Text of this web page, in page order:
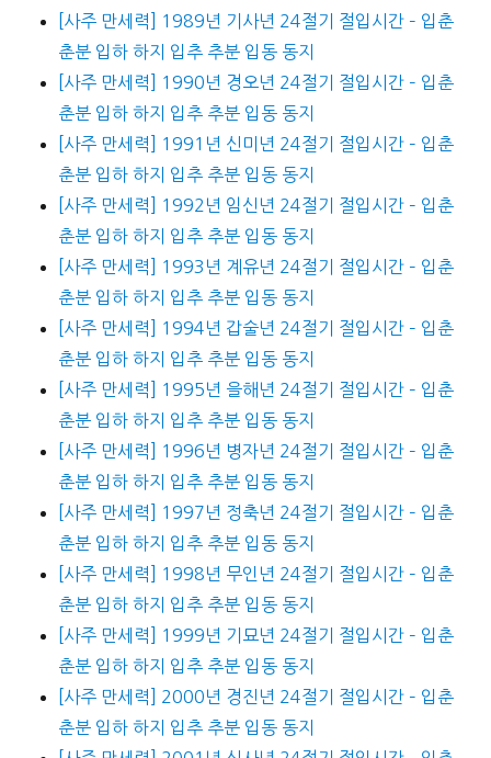
[사주 만세력] 1989년 기사년 24절기 절입시간 – 입춘
춘분 입하 하지 입추 추분 입동 동지
[사주 만세력] 1990년 경오년 24절기 절입시간 – 입춘
춘분 입하 하지 입추 추분 입동 동지
[사주 만세력] 1991년 신미년 24절기 절입시간 – 입춘
춘분 입하 하지 입추 추분 입동 동지
[사주 만세력] 1992년 임신년 24절기 절입시간 – 입춘
춘분 입하 하지 입추 추분 입동 동지
[사주 만세력] 1993년 계유년 24절기 절입시간 – 입춘
춘분 입하 하지 입추 추분 입동 동지
[사주 만세력] 1994년 갑술년 24절기 절입시간 – 입춘
춘분 입하 하지 입추 추분 입동 동지
[사주 만세력] 1995년 을해년 24절기 절입시간 – 입춘
춘분 입하 하지 입추 추분 입동 동지
[사주 만세력] 1996년 병자년 24절기 절입시간 – 입춘
춘분 입하 하지 입추 추분 입동 동지
[사주 만세력] 1997년 정축년 24절기 절입시간 – 입춘
춘분 입하 하지 입추 추분 입동 동지
[사주 만세력] 1998년 무인년 24절기 절입시간 – 입춘
춘분 입하 하지 입추 추분 입동 동지
[사주 만세력] 1999년 기묘년 24절기 절입시간 – 입춘
춘분 입하 하지 입추 추분 입동 동지
[사주 만세력] 2000년 경진년 24절기 절입시간 – 입춘
춘분 입하 하지 입추 추분 입동 동지